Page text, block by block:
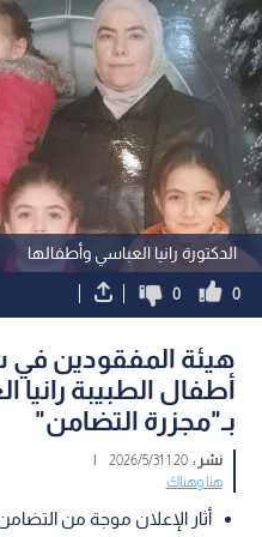
الدكتورة رانيا العباسي وأطفالها
0
0
هيئة المفقودين في
أطفال الطبيبة رانيا
بـ"مجزرة التضامن"
نشر :1:20 2026/5/31
هنا وهناك
أثار الإعلان موجة من